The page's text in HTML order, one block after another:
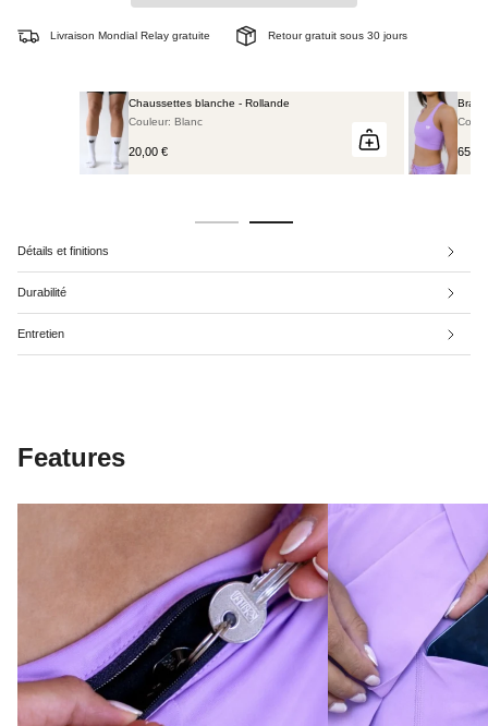
Livraison Mondial Relay gratuite Retour gratuit sous 30 jours
Chaussettes blanche - Rollande
Couleur: Blanc
20,00 €
Détails et finitions
Durabilité
Entretien
Features